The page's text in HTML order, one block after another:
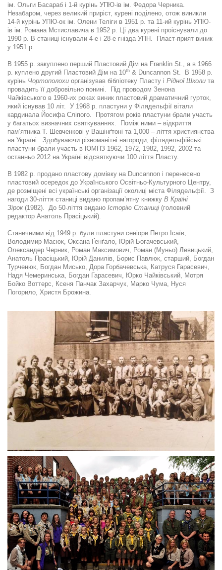
ім. Ольги Басараб і 1-й курінь УПЮ-ів ім. Федора Черника.
Незабаром, через великий приріст, курені поділено, отож виникли
14-й курінь УПЮ-ок ім. Олени Теліги в 1951 р. та 11-ий курінь УПЮ-
ів ім. Романа Мстиславича в 1952 р. Ці два курені проіснували до
1990 р. В станиці існували 4-е і 28-е гнізда УПН. Пласт-прият виник
у 1951 р.
В 1955 р. закуплено перший Пластовий Дім на Franklin St., а в 1966
р. куплено другий Пластовий Дім на 10th & Duncannon St. В 1958 р.
курінь Чортополохи організував бібліотеку Пласту і Рідної Школи та
провадить її добровільно понині. Під проводом Зенона
Чайківського в 1960-их роках виник пластовий драматичний гурток,
який існував 10 літ. У 1968 р. пластуни у Філядельфії вітали
кардинала Йосифа Cліпого. Протягом років пластуни брали участь
у багатьох визначних святкуваннях. Поміж ними – відкриття
пам’ятника Т. Шевченкові у Вашінґтоні та 1,000 – ліття християнства
на Україні. Здобуваючи різноманітні нагороди, філядельфійські
пластуни брали участь в ЮМПЗ 1962, 1972, 1982, 1992, 2002 та
останньо 2012 на Україні відсвяткуючи 100 ліття Пласту.
В 1982 р. продано пластову домівку на Duncannon і перенесено
пластовий осередок до Українського Освітньо-Культурного Центру,
де розміщені всі українські організації околиці міста Філядельфії. З
нагоди 30-ліття станиці видано пропам’ятну книжку В Країні
Зірок(1982). До 50-ліття видано Історію Cтаниці (головний
редактор Aнатоль Прасіцький).
Cтаничними від 1949 р. були пластуни сеніори Петро Ісаїв,
Володимир Масюк, Оксана Ґенґало, Юрій Богачевський,
Олександер Черник, Роман Максимович, Роман (Муньо) Левицький,
Aнатоль Прасіцький, Юрій Данилів, Борис Павлюк, старший, Богдан
Турченюк, Богдан Мисько, Дора Горбачевська, Катруся Гарасевич,
Надя Чемеринська, Богдан Гарасевич, Юрко Чайківський, Мотря
Бойко Воттерс, Ксеня Панчак Захарчук, Марко Чума, Нуся
Погорило, Христя Брожина.